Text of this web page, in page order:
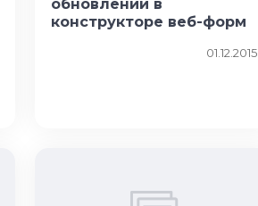
обновлений в
конструкторе веб-форм
01.12.2015